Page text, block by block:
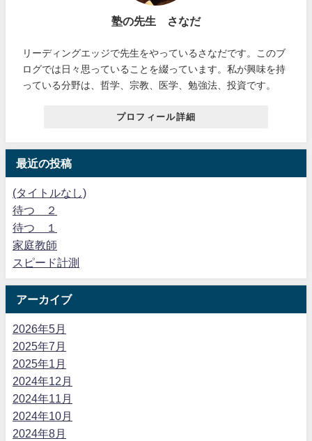
塾の先生 さなだ
リーディングエッジで先生をやっているさなだです。このブ
ログでは日々思っていることを綴っています。私が興味を持
っている分野は、哲学、宗教、医学、勉強法、投資です。
プロフィール詳細
最近の投稿
(タイトルなし)
待つ ２
待つ １
家庭教師
スピード計測
アーカイブ
2026年5月
2025年7月
2025年1月
2024年12月
2024年11月
2024年10月
2024年8月